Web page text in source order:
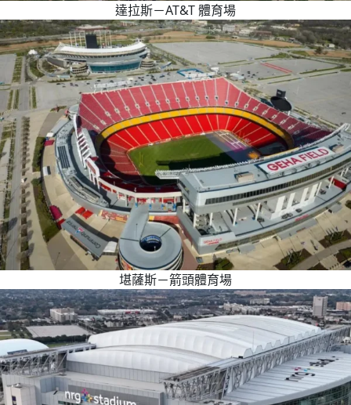
達拉斯－AT&T 體育場
堪薩斯－箭頭體育場